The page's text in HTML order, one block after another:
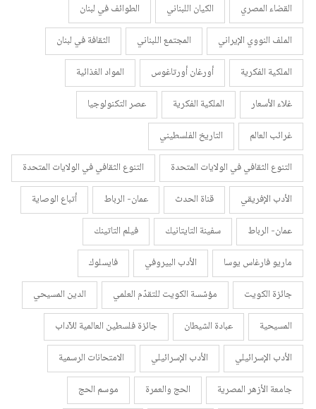
القضاء المصري
الكيان اللبناني
الطوائف في لبنان
الملف النووي الإيراني
المجتمع اللبناني
الثقافة في لبنان
الملكية الفكرية
أورغان أورتاغوس
المواد الغذائية
غلاء الأسعار
الملكية الفكرية
عصر التكنولوجيا
غرائب العالم
التاريخ الفلسطيني
التنوع الثقافي في الولايات المتحدة
التنوع الثقافي في الولايات المتحدة
الأدب الإفريقي
قناة الحدث عمان- الرباط
أتباع الوصاية
عمان- الرباط
سفينة التايتانيك
فيلم التاتينك
ماريو فارغاس يوسا
الأدب البيروفي
فايسلوك
جائزة الكويت
مؤسّسة الكويت للتقدّم العلمي
الدين المسيحي
المسيحية
عبادة الشيطان
جائزة فلسطين العالمية للآداب
الأدب الإسرائيلي
الأدب الإسرائيلي
الامتحانات الرسمية
جامعة الأزهر المصرية
الحج والعمرة
موسم الحج